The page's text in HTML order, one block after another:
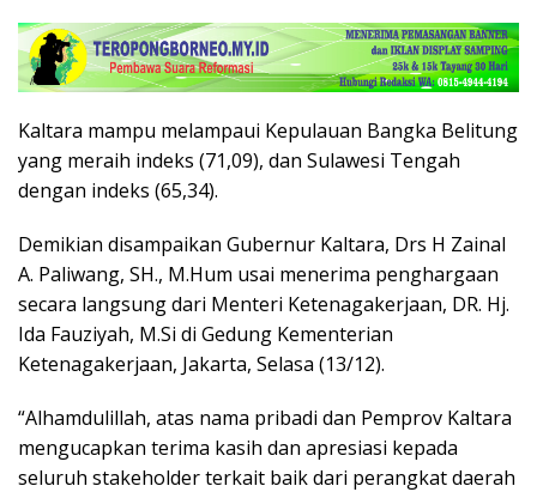
Kaltara mampu melampaui Kepulauan Bangka Belitung
yang meraih indeks (71,09), dan Sulawesi Tengah
dengan indeks (65,34).
Demikian disampaikan Gubernur Kaltara, Drs H Zainal
A. Paliwang, SH., M.Hum usai menerima penghargaan
secara langsung dari Menteri Ketenagakerjaan, DR. Hj.
Ida Fauziyah, M.Si di Gedung Kementerian
Ketenagakerjaan, Jakarta, Selasa (13/12).
“Alhamdulillah, atas nama pribadi dan Pemprov Kaltara
mengucapkan terima kasih dan apresiasi kepada
seluruh stakeholder terkait baik dari perangkat daerah